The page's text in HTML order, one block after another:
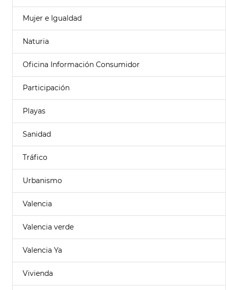
Mujer e Igualdad
Naturia
Oficina Información Consumidor
Participación
Playas
Sanidad
Tráfico
Urbanismo
Valencia
Valencia verde
Valencia Ya
Vivienda